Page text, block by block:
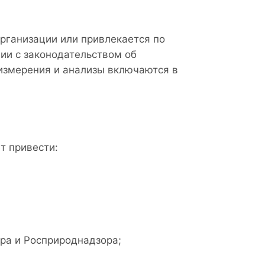
или привлекается по
с законодательством об
и анализы включаются в
привести:
и Росприроднадзора;